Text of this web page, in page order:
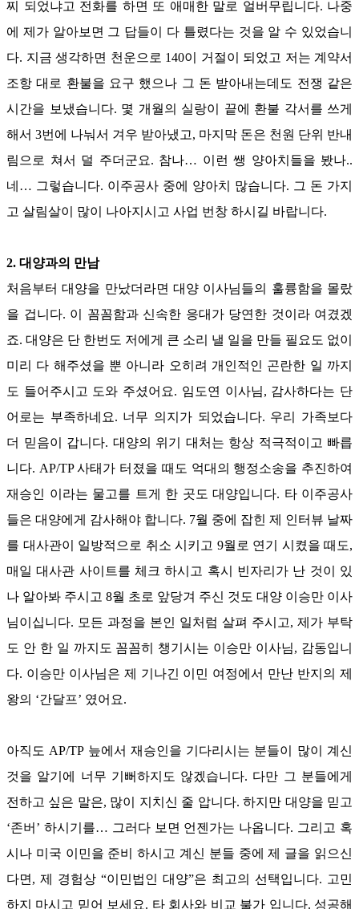
찌 되었냐고 전화를 하면 또 애매한 말로 얼버무립니다. 나중
에 제가 알아보면 그 답들이 다 틀렸다는 것을 알 수 있었습니
다. 지금 생각하면 천운으로 140이 거절이 되었고 저는 계약서
조항 대로 환불을 요구 했으나 그 돈 받아내는데도 전쟁 같은
시간을 보냈습니다. 몇 개월의 실랑이 끝에 환불 각서를 쓰게
해서 3번에 나눠서 겨우 받아냈고, 마지막 돈은 천원 단위 반내
림으로 쳐서 덜 주더군요. 참나… 이런 쌩 양아치들을 봤나..
네 … 그렇습니다. 이주공사 중에 양아치 많습니다. 그 돈 가지
고 살림살이 많이 나아지시고 사업 번창 하시길 바랍니다.
2. 대양과의 만남
처음부터 대양을 만났더라면 대양 이사님들의 훌륭함을 몰랐
을 겁니다. 이 꼼꼼함과 신속한 응대가 당연한 것이라 여겼겠
죠. 대양은 단 한번도 저에게 큰 소리 낼 일을 만들 필요도 없이
미리 다 해주셨을 뿐 아니라 오히려 개인적인 곤란한 일 까지
도 들어주시고 도와 주셨어요. 임도연 이사님, 감사하다는 단
어로는 부족하네요. 너무 의지가 되었습니다. 우리 가족보다
더 믿음이 갑니다. 대양의 위기 대처는 항상 적극적이고 빠릅
니다. AP/TP사태가 터졌을 때도 억대의 행정소송을 추진하여
재승인 이라는 물고를 트게 한 곳도 대양입니다. 타 이주공사
들은 대양에게 감사해야 합니다. 7월 중에 잡힌 제 인터뷰 날짜
를 대사관이 일방적으로 취소 시키고 9월로 연기 시켰을 때도,
매일 대사관 사이트를 체크 하시고 혹시 빈자리가 난 것이 있
나 알아봐 주시고 8월 초로 앞당겨 주신 것도 대양 이승만 이사
님이십니다. 모든 과정을 본인 일처럼 살펴 주시고, 제가 부탁
도 안 한 일 까지도 꼼꼼히 챙기시는 이승만 이사님, 감동입니
다. 이승만 이사님은 제 기나긴 이민 여정에서 만난 반지의 제
왕의 ‘간달프’ 였어요.
아직도 AP/TP 늪에서 재승인을 기다리시는 분들이 많이 계신
것을 알기에 너무 기뻐하지도 않겠습니다. 다만 그 분들에게
전하고 싶은 말은, 많이 지치신 줄 압니다.하지만 대양을 믿고
‘존버 ’ 하시기를… 그러다 보면 언젠가는 나옵니다. 그리고 혹
시나 미국 이민을 준비 하시고 계신 분들 중에 제 글을 읽으신
다면 , 제 경험상 “이민법인 대양”은 최고의 선택입니다. 고민
하지 마시고 믿어 보세요. 타 회사와 비교 불가 입니다. 성공해